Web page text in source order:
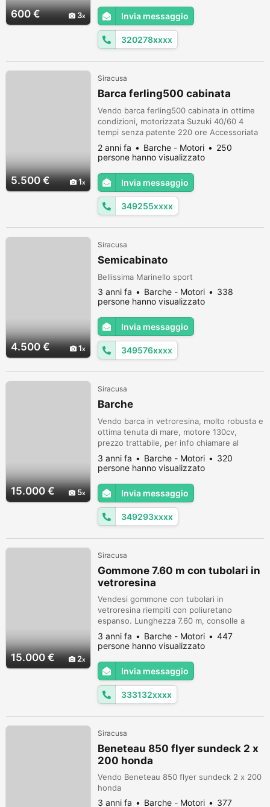
600 € 3
supporto motore rinforzato e valvole di
sicurezza con sgonfiaggio rapido, viene
venduto con il suo borsone, infatti il
gommone s...
Invia messaggio
320278xxxx
5.500 € 1
Siracusa
Barca ferling500 cabinata
Vendo barca ferling500 cabinata in ottime
condizioni, motorizzata Suzuki 40/60 4
tempi senza patente 220 ore Accessoriata
tendalino, cuscineria, doccetta, pompa
sentina. All'interno é composta da un letto
matrimoniale. Doppia batteria Incluso di
carrello. Disponibile a qualsiasi visita. Per
qualsiasi altra informazione contattatemi in
privato: 3492553128 Sir...
2 anni fa Barche - Motori
250
persone hanno visualizzato
Invia messaggio
349255xxxx
4.500 € 1
Siracusa
Semicabinato
Bellissima Marinello sport
3 anni fa Barche - Motori
338
persone hanno visualizzato
Invia messaggio
349576xxxx
15.000 € 5
Siracusa
Barche
Vendo barca in vetroresina, molto robusta e
ottima tenuta di mare, motore 130cv,
prezzo trattabile, per info chiamare al
3492931887
3 anni fa Barche - Motori
320
persone hanno visualizzato
Invia messaggio
349293xxxx
15.000 € 2
Siracusa
Gommone 7.60 m con tubolari in
vetroresina
Vendesi gommone con tubolari in
vetroresina riempiti con poliuretano
espanso. Lunghezza 7.60 m, consolle a
prua, rastrelliera inox per bombole, doppia
scaletta inox, serbatoio 240 litri, omologato
per 18 persone. Indistruttibile, chiglia
oceanica, ideale per diving e lavori
subacquei. Motore fuoribordo Mercury
Verado, 4 tempi, 200 cv, anno 2016, elica in
acc...
3 anni fa Barche - Motori
447
persone hanno visualizzato
Invia messaggio
333132xxxx
Siracusa
Beneteau 850 flyer sundeck 2 x
200 honda
Vendo Beneteau 850 flyer sundeck 2 x 200
honda
3 anni fa Barche - Motori
377